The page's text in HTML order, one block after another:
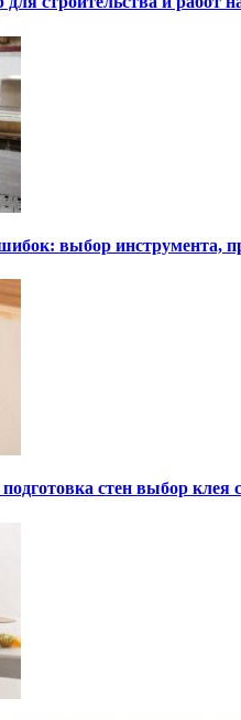
выбор инструмента,
стен выбор клея